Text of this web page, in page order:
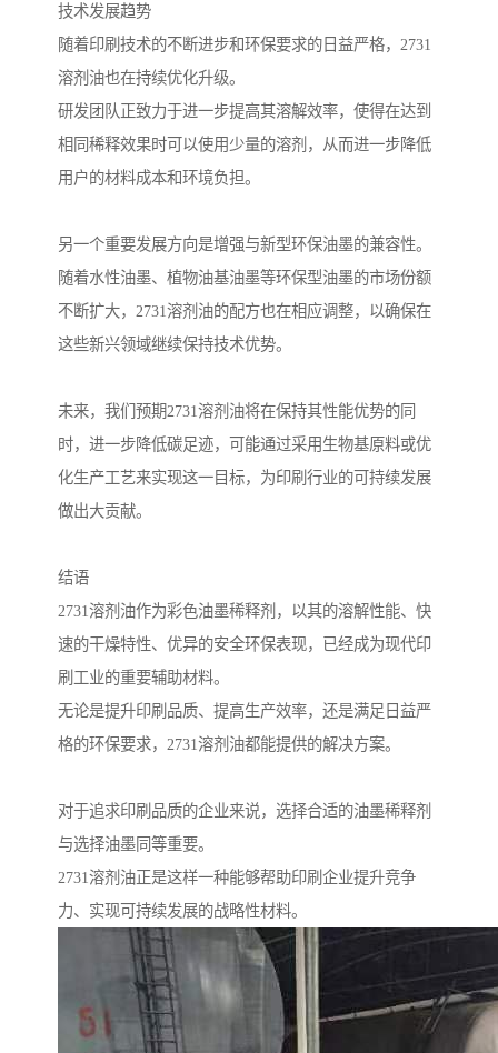
技术发展趋势
随着印刷技术的不断进步和环保要求的日益严格，2731
溶剂油也在持续优化升级。
研发团队正致力于进一步提高其溶解效率，使得在达到
相同稀释效果时可以使用少量的溶剂，从而进一步降低
用户的材料成本和环境负担。
另一个重要发展方向是增强与新型环保油墨的兼容性。
随着水性油墨、植物油基油墨等环保型油墨的市场份额
不断扩大，2731溶剂油的配方也在相应调整，以确保在
这些新兴领域继续保持技术优势。
未来，我们预期2731溶剂油将在保持其性能优势的同
时，进一步降低碳足迹，可能通过采用生物基原料或优
化生产工艺来实现这一目标，为印刷行业的可持续发展
做出大贡献。
结语
2731溶剂油作为彩色油墨稀释剂，以其的溶解性能、快
速的干燥特性、优异的安全环保表现，已经成为现代印
刷工业的重要辅助材料。
无论是提升印刷品质、提高生产效率，还是满足日益严
格的环保要求，2731溶剂油都能提供的解决方案。
对于追求印刷品质的企业来说，选择合适的油墨稀释剂
与选择油墨同等重要。
2731溶剂油正是这样一种能够帮助印刷企业提升竞争
力、实现可持续发展的战略性材料。